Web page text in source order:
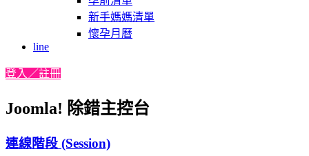
新手媽媽清單
懷孕月曆
line
登入／註冊
Joomla! 除錯主控台
連線階段 (Session)